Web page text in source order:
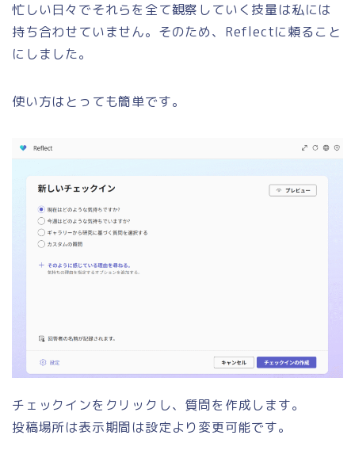
忙しい日々でそれらを全て観察していく技量は私には
持ち合わせていません。そのため、Reflectに頼ること
にしました。
使い方はとっても簡単です。
チェックインをクリックし、質問を作成します。
投稿場所は表示期間は設定より変更可能です。